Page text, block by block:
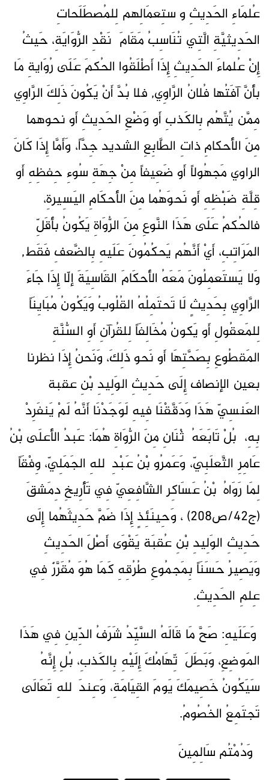
عُلمَاءِ الحَدِيثِ وٱستِعمَالِهم لِلمُصطَلَحاتِ
الحَدِيثيَّةِ الَّتِي تُنَاسِبُ مَقَامَ نَقْدِ الرُّوَايَةِ، حَيثُ
إِنْ عُلماءَ الحَدِيثِ إِذَا أَطْلَقُوا الحُكمَ عَلَى رُوَايةِ مَا
بأَنَّ آفَتُها فُلانُ الرَّاوِي, فلا بُدَّ أَنْ يَكُونَ ذَلِكَ الرَّاوِي
مِمَّن يُتَّهُم بِالكَذبِ أَو وَضْعِ الحَدِيثِ أَو نحوهما
مِنَ الأَحكامِ ذاتِ الطَّابِعِ الشديد جِدَّاً، وَأَمَّا إِذَا كَانَ
الراوي مَجهُولاً أَو ضَعِيفاً مِنْ جِهَةِ سُوءِ حِفظِهِ أَو
قِلَّةِ ضَبْظِهِ أَو نَحوَهُما مِنَ الأَحكَامِ اليَسِيرةِ،
فالحُكمُ عَلَى هَذَا النَّوعِ مِنَ الرُّوَاةِ يَكُونُ بأَقَلِّ
المَرَاتِبِ، أَيْ أَنَّهُم يَحكُمُونَ عَلَيهِ بِالضَّعفِ فَقَط,
وَلا يَستَعمِلُونَ مَعَهُ الأَحكَامَ القَاسِيَةَ إلّا إِذَا جَاءَ
الرَّاوِي بِحَدِيثٍ لَا تَحتَمِلُهُ القُلُوبُ وَيَكُونُ مُبَايِنَاً
لِلمَعقُولِ أَو يَكونُ مُخَالِفَاً لِلقُرآنِ أَوِ السُّنَّةِ
المَقطُوعِ بِصَحَّتِهَا أَو نَحو ذَلِكَ، وَنَحنُ إِذَا نظرنا
بعين الإنصاف إِلَى حَدِيثِ الوَلِيدِ بْنِ عقبة
العَنسِيّ هَذَا وَدَقَّقْنَا فِيهِ لَوَجَدْنَا أَنَّهُ لَمْ يَنفَرِدْ
بِهِ، بُلْ تَابَعَهُ ٱثْنَانِ مِنَ الرُّوَاةِ هُمَا: عَبدُ الأَعلَى بْنُ
عَامِرِ الثَّعلَبِيّ، وَعَمرُو بْنُ عَبْدِ ٱللهِ الجَمَلِيّ، وِفْقَاً
لِمَا رَوَاهُ ٱبْنُ عَسَاكِر الشَّافِعِيّ فِي تَأْرِيخِ دِمَشقَ
(ج42/ص208) ، وَحِينَئِذٍ إِذَا ضَمَّ حَدِيثَهُما إِلَى
حَدِيثِ الوَلِيدِ بْنِ عُقبَة يَقْوَى أَصْلَ الحَدِيثِ
وَيَصِيرُ حَسَنَاً بِمَجمُوعِ طُرُقِهِ كَمَا هُوَ مُقَرَّرٌ فِي
عِلمِ الحَدِيثِ.
وَعَلَيهِ: صَحَّ مَا قَالَهُ السَّيِّدُ شَرَفُ الدِّينِ فِي هَذَا
المَوضِعِ، وَبَطَلَ ٱتِّهَامُكَ إِلَيْهِ بِالكَذبِ، بُلِ إِنَّهُ
سَيَكُونُ خَصِيمَكَ يَومَ القِيَامَةِ، وَعِندَ ٱللهِ تَعَالَى
تَجتَمِعُ الخُصُومُ.
وَدُمْتُم سَالِمِينَ